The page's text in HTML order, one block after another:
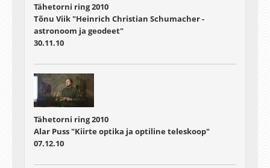
Tähetorni ring 2010
Tõnu Viik "Heinrich Christian Schumacher -
astronoom ja geodeet"
30.11.10
Tähetorni ring 2010
Alar Puss "Kiirte optika ja optiline teleskoop"
07.12.10